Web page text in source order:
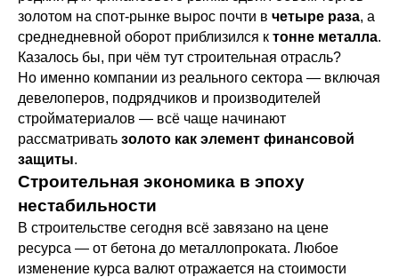
золотом на спот-рынке вырос почти в четыре раза, а
среднедневной оборот приблизился к тонне металла.
Казалось бы, при чём тут строительная отрасль?
Но именно компании из реального сектора — включая
девелоперов, подрядчиков и производителей
стройматериалов — всё чаще начинают
рассматривать золото как элемент финансовой
защиты.
Строительная экономика в эпоху
нестабильности
В строительстве сегодня всё завязано на цене
ресурса — от бетона до металлопроката. Любое
изменение курса валют отражается на стоимости